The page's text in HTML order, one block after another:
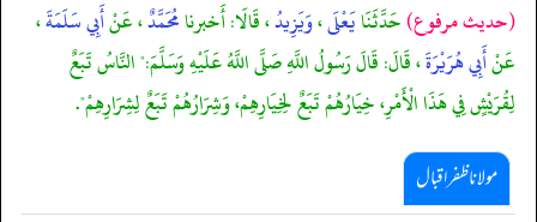
(حديث مرفوع)حَدَّثَنَايَعْلَى،وَيَزِيدُ، قَالَا: أَخبرنامُحَمَّدٌ، عَنْأَبِي سَلَمَةَ،
عَنْأَبِي هُرَيْرَةَ، قَالَ: قَالَ رَسُولُ اللَّهِ صَلَّى اللَّهُ عَلَيْهِ وَسَلَّمَ:" النَّاسُ تَبَعٌ
لِقُرَيْشٍ فِي هَذَا الْأَمْرِ، خِيَارُهُمْ تَبَعٌ لِخِيَارِهِمْ، وَشِرَارُهُمْ تَبَعٌ لِشِرَارِهِمْ".
مولانا ظفر اقبال